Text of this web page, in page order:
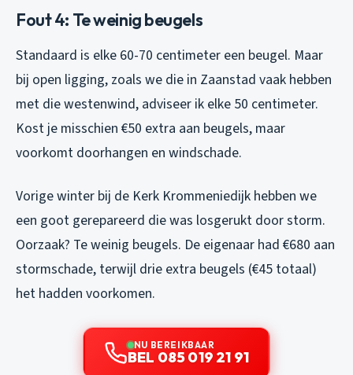
Fout 4: Te weinig beugels
Standaard is elke 60-70 centimeter een beugel. Maar
bij open ligging, zoals we die in Zaanstad vaak hebben
met die westenwind, adviseer ik elke 50 centimeter.
Kost je misschien €50 extra aan beugels, maar
voorkomt doorhangen en windschade.
Vorige winter bij de Kerk Krommeniedijk hebben we
een goot gerepareerd die was losgerukt door storm.
Oorzaak? Te weinig beugels. De eigenaar had €680 aan
stormschade, terwijl drie extra beugels (€45 totaal)
het hadden voorkomen.
NU BEREIKBAAR
BEL 085 019 21 91